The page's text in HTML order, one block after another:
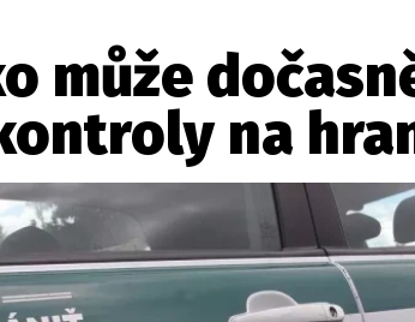
Redakce Kontakt Vydavatel Inzerce
serveru newsbox.cz je INCORP MEDIA
jste událost? Máte pro nás
Pošlete nám mail na:
může
na